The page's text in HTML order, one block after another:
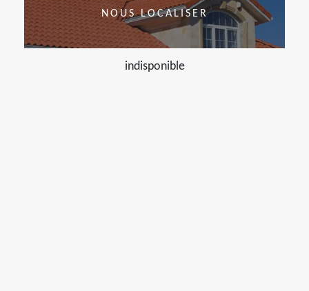
NOUS LOCALISER
indisponible